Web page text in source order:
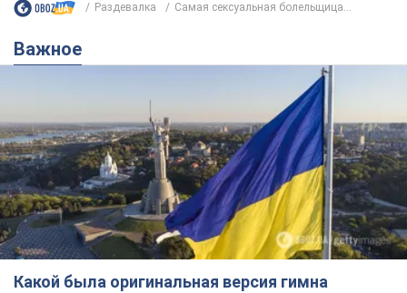
Раздевалка Самая сексуальная болельщица...
Важное
Какой была оригинальная версия гимна